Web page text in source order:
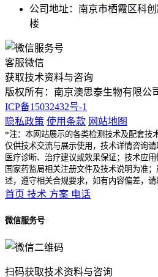
公司地址：南京市栖霞区科
楼
客服微信
获取技术资料与咨询
版权所有：南京澳思泰生物有限公
ICP备15032432号-1
隐私政策 使用条款 网站地图
*注：本网站展示的各类检测技术及配套技
仅供技术交流与展示使用，技术详情咨询
医疗诊断、治疗建议或效果保证；技术应
国家药监局相关注册文件及技术说明为准
述，遵守相关合规要求，如有内容偏差，请
首页 技术 方案 电话
微信服务号
扫码获取技术资料与咨询